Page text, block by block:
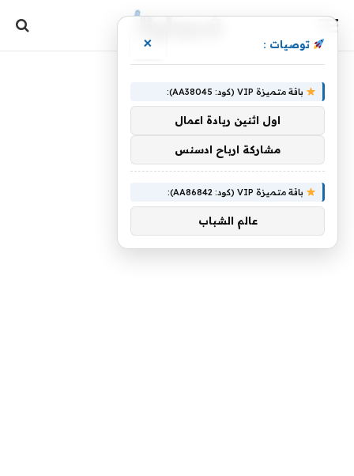
توصيات : ×
باقة متميزة VIP (كود: AA38045):
اول اثنين ريادة اعمال
مشاركة ارباح ادسنس
باقة متميزة VIP (كود: AA86842):
عالم الشباب